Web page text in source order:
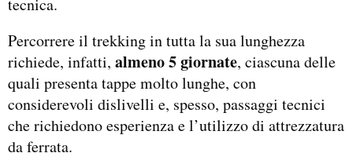
tecnica.
Percorrere il trekking in tutta la sua lunghezza
richiede, infatti, almeno 5 giornate, ciascuna delle
quali presenta tappe molto lunghe, con
considerevoli dislivelli e, spesso, passaggi tecnici
che richiedono esperienza e l’utilizzo di attrezzatura
da ferrata.